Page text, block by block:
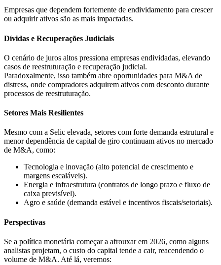
Empresas que dependem fortemente de endividamento para crescer
ou adquirir ativos são as mais impactadas.
Dívidas e Recuperações Judiciais
O cenário de juros altos pressiona empresas endividadas, elevando
casos de reestruturação e recuperação judicial.
Paradoxalmente, isso também abre oportunidades para M&A de
distress, onde compradores adquirem ativos com desconto durante
processos de reestruturação.
Setores Mais Resilientes
Mesmo com a Selic elevada, setores com forte demanda estrutural e
menor dependência de capital de giro continuam ativos no mercado
de M&A, como:
Tecnologia e inovação (alto potencial de crescimento e
margens escaláveis).
Energia e infraestrutura (contratos de longo prazo e fluxo de
caixa previsível).
Agro e saúde (demanda estável e incentivos fiscais/setoriais).
Perspectivas
Se a política monetária começar a afrouxar em 2026, como alguns
analistas projetam, o custo do capital tende a cair, reacendendo o
volume de M&A. Até lá, veremos: